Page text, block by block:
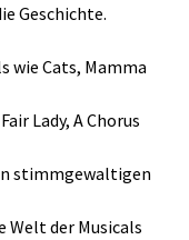
Geschichte.
wie Cats, Mamma
Lady, A Chorus
stimmgewaltigen
Welt der Musicals